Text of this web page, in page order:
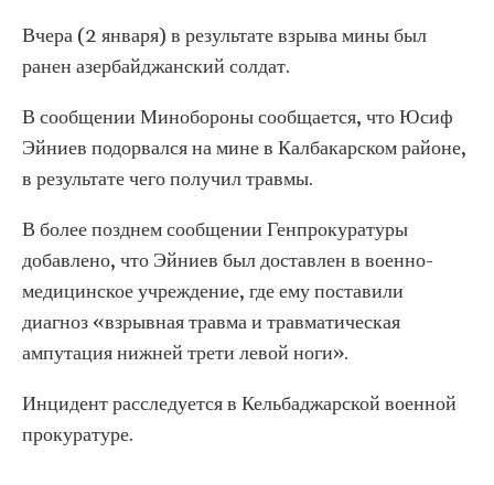
Вчера (2 января) в результате взрыва мины был
ранен азербайджанский солдат.
В сообщении Минобороны сообщается, что Юсиф
Эйниев подорвался на мине в Калбакарском районе,
в результате чего получил травмы.
В более позднем сообщении Генпрокуратуры
добавлено, что Эйниев был доставлен в военно-
медицинское учреждение, где ему поставили
диагноз «взрывная травма и травматическая
ампутация нижней трети левой ноги».
Инцидент расследуется в Кельбаджарской военной
прокуратуре.